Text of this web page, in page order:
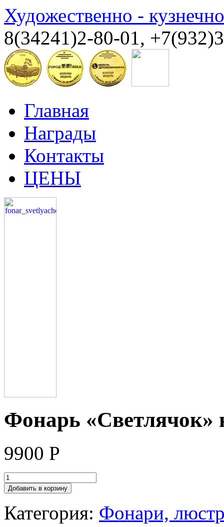
Художественно -
8(34241)2-80-01,
Главная
Награды
Контакты
ЦЕНЫ
Фонарь «Светлячок»
9900 Р
Добавить в корзину
Категория: Фонари,